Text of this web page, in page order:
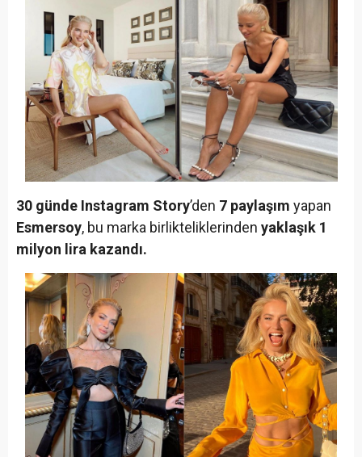
30 günde Instagram Story’den 7 paylaşım yapan
Esmersoy, bu marka birlikteliklerinden yaklaşık 1
milyon lira kazandı.